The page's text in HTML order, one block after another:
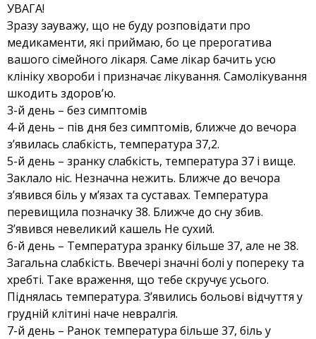
УВАГА!
Зразу зауважу, що не буду розповідати про
медикаменти, які приймаю, бо це прерогатива
вашого сімейного лікаря. Саме лікар бачить усю
клініку хвороби і призначає лікування. Самолікування
шкодить здоров’ю.
3-й день – без симптомів
4-й день – пів дня без симптомів, ближче до вечора
з’явилась слабкість, температура 37,2.
5-й день – зранку слабкість, температура 37 і вище.
Заклало ніс. Незначна нежить. Ближче до вечора
з’явився біль у м’язах та суставах. Температура
перевищила позначку 38. Ближче до сну збив.
З’явився невеликий кашель Не сухий.
6-й день – Температура зранку більше 37, але не 38.
Загальна слабкість. Ввечері значні болі у попереку та
хребті. Таке враження, що тебе скручує усього.
Піднялась температура. З’явились больові відчуття у
грудній клітині наче невралгія.
7-й день – Ранок температура більше 37, біль у